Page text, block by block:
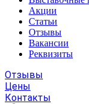
Акции
Статьи
Отзывы
Вакансии
Реквизиты
Отзывы
Цены
Контакты